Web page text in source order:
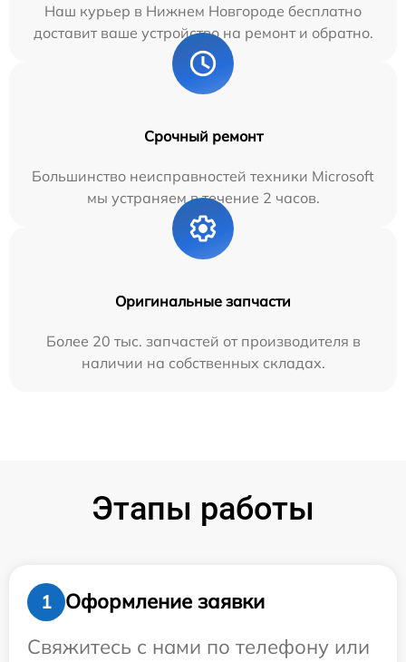
Наш курьер в Нижнем Новгороде бесплатно
доставит ваше устройство на ремонт и обратно.
Срочный ремонт
Большинство неисправностей техники Microsoft
мы устраняем в течение 2 часов.
Оригинальные запчасти
Более 20 тыс. запчастей от производителя в
наличии на собственных складах.
Этапы работы
1
Оформление заявки
Свяжитесь с нами по телефону или